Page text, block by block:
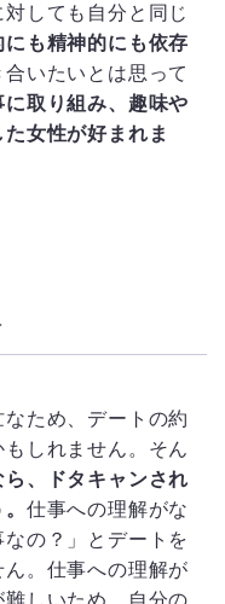
しても自分と同じ
にも精神的にも依存
合いたいとは思って
取り組み、趣味や
女性が好まれま
ため、デートの約
しれません。そん
、ドタキャンされ
仕事への理解がな
の？」とデートを
。仕事への理解が
しいため、自分の